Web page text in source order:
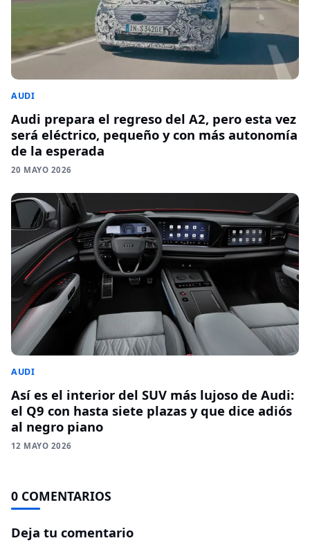
AUDI
Audi prepara el regreso del A2, pero esta vez
será eléctrico, pequeño y con más autonomía
de la esperada
20 MAYO 2026
AUDI
Así es el interior del SUV más lujoso de Audi:
el Q9 con hasta siete plazas y que dice adiós
al negro piano
12 MAYO 2026
0 COMENTARIOS
Deja tu comentario